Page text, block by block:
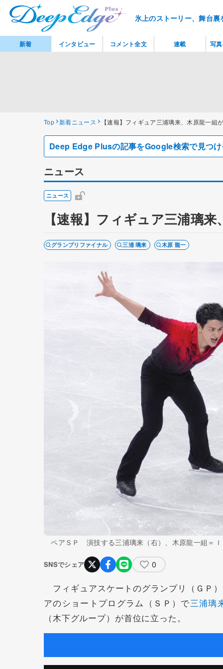
氷上のストーリー、舞台
Top 新着ニュース 【速報】フィギュア三浦璃来、木原龍一組
Deep Edge Plusの記事をGoogle検索で見つ
ニュース
ニュース
【速報】フィギュア三浦璃
グランプリファイナル 三浦 璃来 木原 龍一
ペアＳＰ 演技する三浦璃来（右）、木原龍一組＝
SNSでシェア 0
フィギュアスケートのグランプリ（ＧＰ
アのショートプログラム（ＳＰ）で三浦璃
（木下グループ）が首位に立った。
新着 インタビュー コメント全文 連載 写